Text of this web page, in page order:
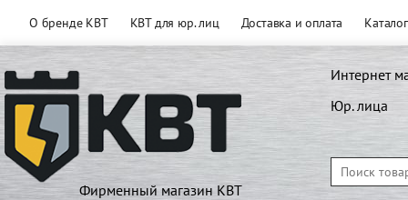
О бренде КВТ КВТ для юр. лиц Доставка и оплата
Фирменный магазин КВТ
Интернет
Юр. лица